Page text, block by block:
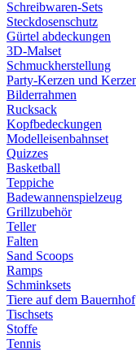
Schreibwaren-Sets
Steckdosenschutz
Gürtel abdeckungen
3D-Malset
Schmuckherstellung
Party-Kerzen und
Bilderrahmen
Rucksack
Kopfbedeckungen
Modelleisenbahnset
Quizzes
Basketball
Teppiche
Badewannenspielzeug
Grillzubehör
Teller
Falten
Sand Scoops
Ramps
Schminksets
Tiere auf dem Bauernhof
Tischsets
Stoffe
Tennis